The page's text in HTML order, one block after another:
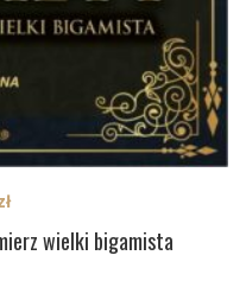
wielki bigamista